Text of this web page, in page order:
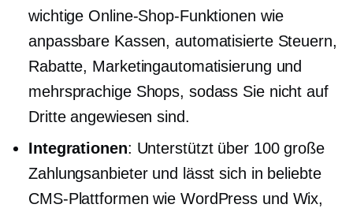
wichtige Online-Shop-Funktionen wie
anpassbare Kassen, automatisierte Steuern,
Rabatte, Marketingautomatisierung und
mehrsprachige Shops, sodass Sie nicht auf
Dritte angewiesen sind.
Integrationen: Unterstützt über 100 große
Zahlungsanbieter und lässt sich in beliebte
CMS-Plattformen wie WordPress und Wix,